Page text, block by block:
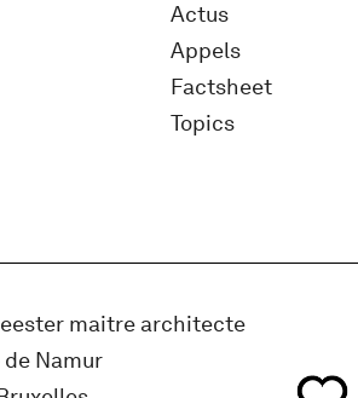
Actus
Appels
Factsheet
Topics
maitre architecte
de Namur